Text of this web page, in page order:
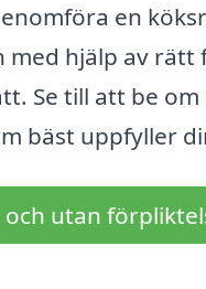
en
hjälp av
Se till att be
bäst uppfyller
utan